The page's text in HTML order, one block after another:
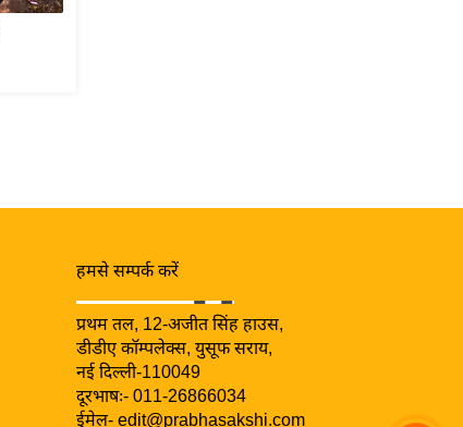
हमसे सम्पर्क करें
प्रथम तल, 12-अजीत सिंह हाउस,
डीडीए कॉम्पलेक्स, युसूफ सराय,
नई दिल्ली-110049
दूरभाषः- 011-26866034
ईमेल-edit@prabhasakshi.com